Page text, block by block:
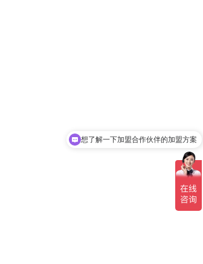
请介绍一下便携式卫星通信设备